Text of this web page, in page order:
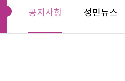
공지사항 성민뉴스